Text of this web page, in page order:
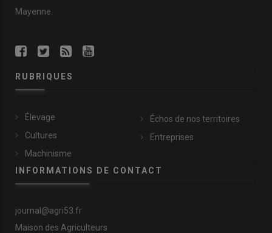
Mayenne.
RUBRIQUES
Élevage
Cultures
Machinisme
Échos de nos territoires
Entreprises
INFORMATIONS DE CONTACT
journal@agri53.fr
Maison des Agriculteurs